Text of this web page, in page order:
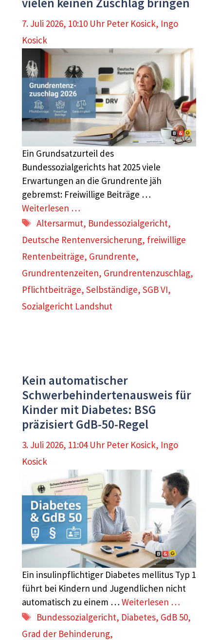
7. Juli 2026, 10:10 Uhr Peter Kosick, Ingo
Kosick
Ein Grundsatzurteil des
Bundessozialgerichts hat 2025 viele
Erwartungen an die Grundrente jäh
gebremst: Freiwillige Beiträge …
Weiterlesen …
Schlagwörter
Altersarmut, Bundessozialgericht,
Deutsche Rentenversicherung, freiwillige
Rentenbeiträge, Grundrente,
Grundrentenzeiten, Grundrentenzuschlag,
Pflichtbeiträge, Selbständige, SGB VI,
Sozialgericht Landshut
Kein automatischer
Schwerbehindertenausweis für
Kinder mit Diabetes: BSG
präzisiert GdB-50-Regel
3. Juli 2026, 11:04 Uhr Peter Kosick, Ingo
Kosick
Ein insulinpflichtiger Diabetes mellitus Typ 1
führt bei Kindern und Jugendlichen nicht
automatisch zu einem … Weiterlesen …
Schlagwörter
Bundessozialgericht, Diabetes, GdB 50,
Grad der Behinderung,